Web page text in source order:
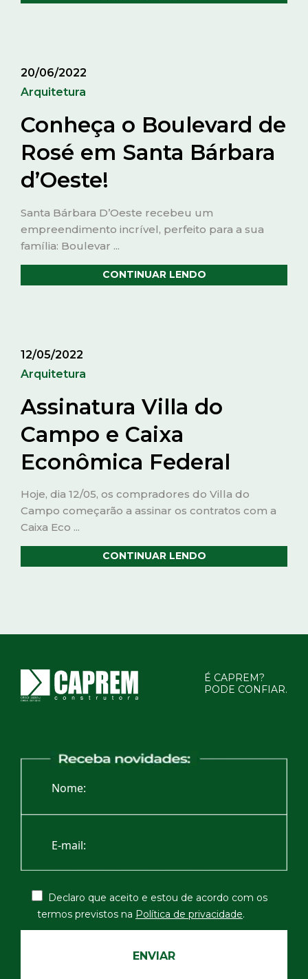
20/06/2022
Arquitetura
Conheça o Boulevard de
Rosé em Santa Bárbara
d’Oeste!
Santa Bárbara D’Oeste recebeu um
empreendimento incrível, perfeito para a sua
família: Boulevar ...
CONTINUAR LENDO
12/05/2022
Arquitetura
Assinatura Villa do
Campo e Caixa
Econômica Federal
Hoje, dia 12/05, os compradores do Villa do
Campo começarão a assinar os contratos com a
Caixa Eco ...
CONTINUAR LENDO
É CAPREM?
PODE CONFIAR.
Declaro que aceito e estou de acordo com os
termos previstos na Política de privacidade.